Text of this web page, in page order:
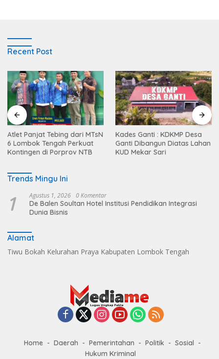
Recent Post
Atlet Panjat Tebing dari MTsN
6 Lombok Tengah Perkuat
Kontingen di Porprov NTB
Kades Ganti : KDKMP Desa
Ganti Dibangun Diatas Lahan
KUD Mekar Sari
Trends Mingu Ini
1 Agustus 1, 2026 0 Komentar
De Balen Soultan Hotel Institusi Pendidikan Integrasi
Dunia Bisnis
Alamat
Tiwu Bokah Kelurahan Praya Kabupaten Lombok Tengah
Home Daerah Pemerintahan Politik
Sosial
Hukum Kriminal